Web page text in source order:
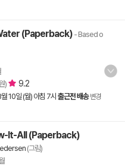
(Paperback)- Based o
) 9.2
10일 (월) 아침 7시 출근전 배송 변경
It-All (Paperback)
(그림)